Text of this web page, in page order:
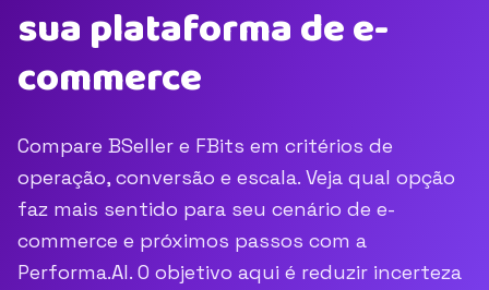
sua plataforma de e-
commerce
Compare BSeller e FBits em critérios de
operação, conversão e escala. Veja qual opção
faz mais sentido para seu cenário de e-
commerce e próximos passos com a
Performa.AI. O objetivo aqui é reduzir incerteza